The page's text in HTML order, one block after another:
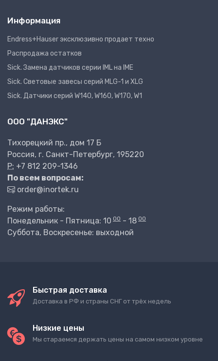
Информация
Endress+Hauser эксклюзивно продает техно
Распродажа остатков
Sick. Замена датчиков серии IML на IME
Sick. Световые завесы серий MLG-1 и XLG
Sick. Датчики серий W140, W160, W170, W1
ООО "ДАНЭКС"
Тихорецкий пр., дом 17 Б
Россия, г. Санкт-Петербург, 195220
P: +7 812 209-1346
По всем вопросам:
order@inortek.ru
Режим работы:
Понедельник - Пятница: 10 00 - 18 00
Суббота, Воскресенье: выходной
Быстрая доставка
Доставка в РФ и страны СНГ от трёх недель
Низкие цены
Мы стараемся держать цены на самом низком уровне